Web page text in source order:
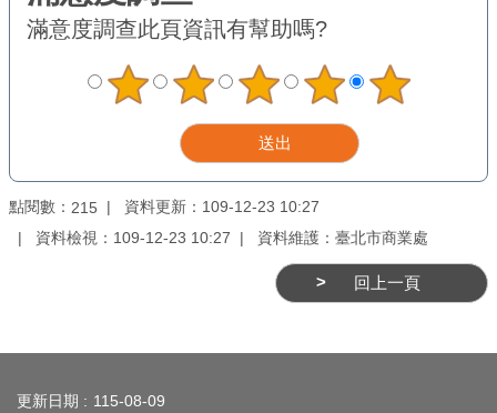
發
展
圈
廊
音
滿意度調查此頁資訊有幫助嗎?
點閱數： 215
資料更新：109-12-23 10:27
資料檢視：109-12-23 10:27
資料維護：臺北市商業處
回上一頁
更新日期
115-08-09